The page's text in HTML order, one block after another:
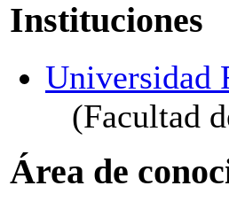
Instituciones
Universidad
(Facultad
Área de